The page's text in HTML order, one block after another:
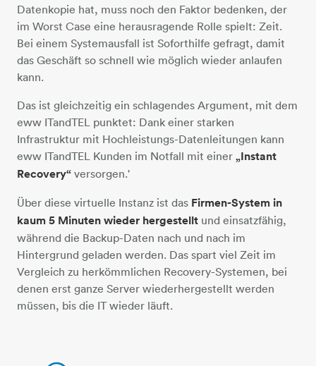
Datenkopie hat, muss noch den Faktor bedenken, der
im Worst Case eine herausragende Rolle spielt: Zeit.
Bei einem Systemausfall ist Soforthilfe gefragt, damit
das Geschäft so schnell wie möglich wieder anlaufen
kann.
Das ist gleichzeitig ein schlagendes Argument, mit dem
eww ITandTEL punktet: Dank einer starken
Infrastruktur mit Hochleistungs-Datenleitungen kann
eww ITandTEL Kunden im Notfall mit einer „Instant
Recovery“ versorgen.'
Über diese virtuelle Instanz ist das Firmen-System in
kaum 5 Minuten wieder hergestellt und einsatzfähig,
während die Backup-Daten nach und nach im
Hintergrund geladen werden. Das spart viel Zeit im
Vergleich zu herkömmlichen Recovery-Systemen, bei
denen erst ganze Server wiederhergestellt werden
müssen, bis die IT wieder läuft.